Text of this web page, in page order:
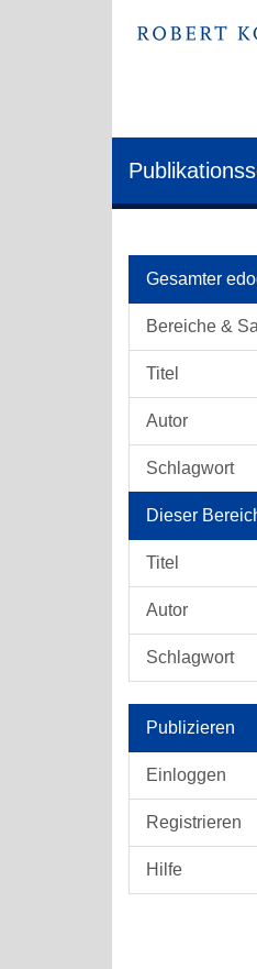
Gesamter
Bereiche &
Titel
Autor
Schlagwort
Dieser
Titel
Autor
Schlagwort
Publizieren
Einloggen
Registrieren
Hilfe